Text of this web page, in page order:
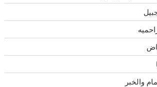
والخبر